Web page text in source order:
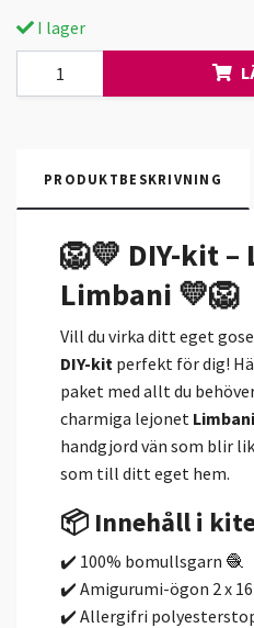
I lager
PRODUKTBESKRIVNING
🦁💛 DIY-kit –
Limbani 💛🦁
Vill du virka ditt eget
DIY-kit perfekt för dig!
paket med allt du
charmiga lejonet Limbani
handgjord vän som blir
som till ditt eget hem.
📦 Innehåll i
✔️ 100% bomullsgarn 🧶
✔️ Amigurumi-ögon 2 x
✔️ Allergifri